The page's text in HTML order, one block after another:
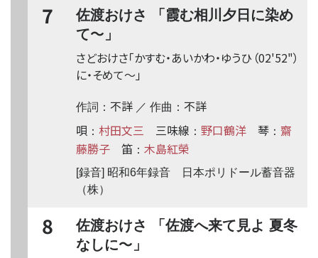
7
佐渡おけさ 「霞む相川夕日に染め
て〜 」
（02'52"）
さどおけさ「かすむ・あいかわ・ゆうひ
に・そめて〜 」
作詞： 不詳 ／ 作曲： 不詳
唄 ： 村田文三 三味線 ： 野口鶴洋 琴 ： 齋
藤勝子
笛 ： 木島紅榮
[録音] 昭和6年録音 日本ポリドール蓄音器
（株）
8
佐渡おけさ 「佐渡へ来て見よ 夏冬
なしに〜 」